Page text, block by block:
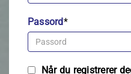
Passord*
Når du registrerer